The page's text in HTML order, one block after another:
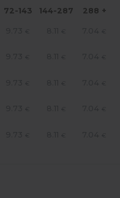
72-143 144-287 288 +